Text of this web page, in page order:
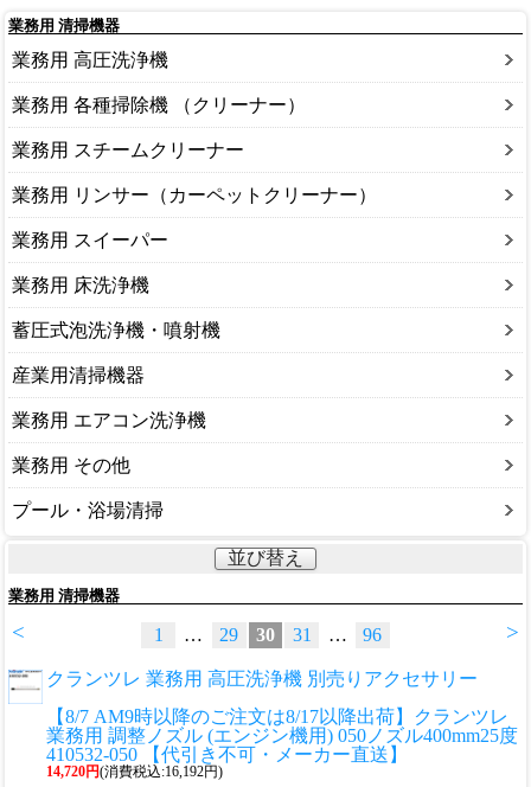
業務用 清掃機器
業務用 高圧洗浄機
業務用 各種掃除機 （クリーナー）
業務用 スチームクリーナー
業務用 リンサー（カーペットクリーナー）
業務用 スイーパー
業務用 床洗浄機
蓄圧式泡洗浄機・噴射機
産業用清掃機器
業務用 エアコン洗浄機
業務用 その他
プール・浴場清掃
並び替え
業務用 清掃機器
< >
1 … 29 30 31 … 96
クランツレ 業務用 高圧洗浄機 別売りアクセサリー
【8/7 AM9時以降のご注文は8/17以降出荷】クランツレ
業務用 調整ノズル (エンジン機用) 050ノズル400mm25度
410532-050 【代引き不可・メーカー直送】
14,720円(消費税込:16,192円)